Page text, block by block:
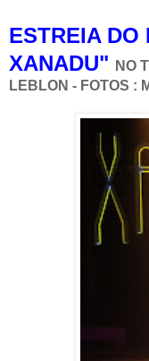
ESTREIA DO
XANADU"
NO
LEBLON - FOTOS :